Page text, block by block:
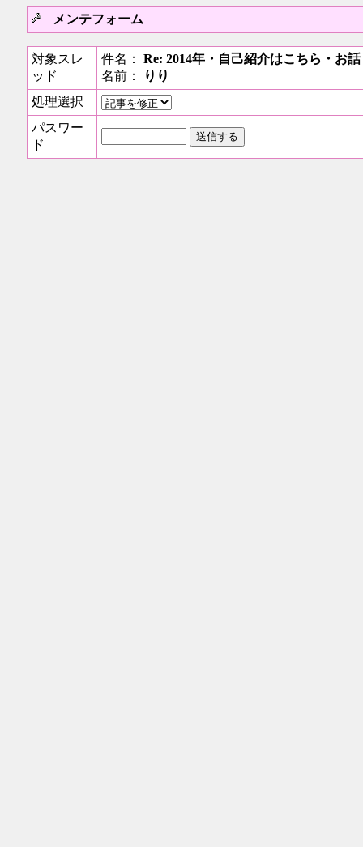
メンテフォーム
対象スレ
ッド
件名： Re: 2014年・自己紹介はこちら・お
名前：
りり
処理選択
パスワー
ド